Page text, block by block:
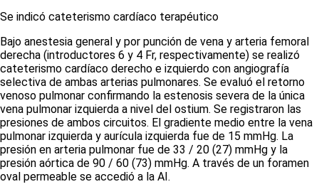
Se indicó cateterismo cardíaco terapéutico
Bajo anestesia general y por punción de vena y arteria femoral
derecha (introductores 6 y 4 Fr, respectivamente) se realizó
cateterismo cardíaco derecho e izquierdo con angiografía
selectiva de ambas arterias pulmonares. Se evaluó el retorno
venoso pulmonar confirmando la estenosis severa de la única
vena pulmonar izquierda a nivel del ostium. Se registraron las
presiones de ambos circuitos. El gradiente medio entre la vena
pulmonar izquierda y aurícula izquierda fue de 15 mmHg. La
presión en arteria pulmonar fue de 33 / 20 (27) mmHg y la
presión aórtica de 90 / 60 (73) mmHg. A través de un foramen
oval permeable se accedió a la AI.